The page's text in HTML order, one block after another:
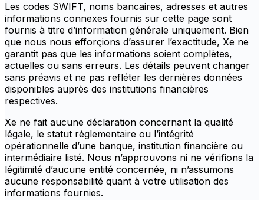
Les codes SWIFT, noms bancaires, adresses et autres
informations connexes fournis sur cette page sont
fournis à titre d’information générale uniquement. Bien
que nous nous efforçions d’assurer l’exactitude, Xe ne
garantit pas que les informations soient complètes,
actuelles ou sans erreurs. Les détails peuvent changer
sans préavis et ne pas refléter les dernières données
disponibles auprès des institutions financières
respectives.
Xe ne fait aucune déclaration concernant la qualité
légale, le statut réglementaire ou l’intégrité
opérationnelle d’une banque, institution financière ou
intermédiaire listé. Nous n’approuvons ni ne vérifions la
légitimité d’aucune entité concernée, ni n’assumons
aucune responsabilité quant à votre utilisation des
informations fournies.